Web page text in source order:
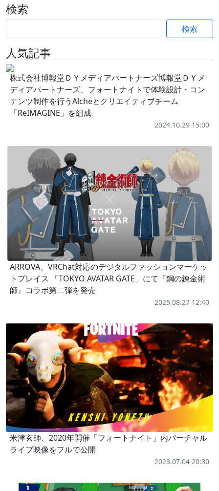
検索
検索
人気記事
株式会社博報堂ＤＹメディアパートナーズ博報堂ＤＹメ
ディアパートナーズ、フォートナイトで体験設計・コン
テンツ制作を行うAlcheとクリエイティブチーム
「ReIMAGINE」を組成
2024.10.29 15:00
ARROVA、VRChat対応のデジタルファッションマーケッ
トプレイス 「TOKYO AVATAR GATE」にて『鋼の錬金術
師』コラボ第二弾を発売
2025.08.27 12:40
米津玄師、2020年開催「フォートナイト」内バーチャル
ライブ映像をフルで公開
2023.07.04 20:30